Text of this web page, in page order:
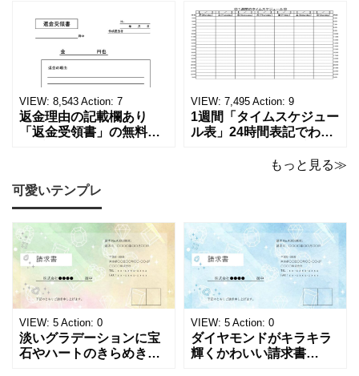
る！印刷可能な一覧表！
印刷可能な平成・令和・
西暦早見表を無料ダウン
ロードでご利用いただけ
ます。 パソコンに保存し
ていただくか、A4サイズ
でコピーしてご
ーカーの代理店、回収業
者へおすすめ！(Excel・
Word・PDF)正しく廃棄
されたことを証明する書
類「廃棄処分証明書」の
店や家電メーカーの代理
店、回収
VIEW: 8,543 Action: 7
返金理由の記載欄あり
「返金受領書」の無料テ
め！過払い･誤入金などが
発生した際にも使える、
モノクロでシンプルな
「返金領収書」のテンプ
レートとなります。 A4縦
型サイズで用紙に印
VIEW: 7,495 Action: 9
1週間「タイムスケジュー
ル表」24時間表記でわか
ト！A4横型ExcelやWord
表になります。 A4横型サ
イズの無料テンプレート
で、Excel・Wo
もっと見る≫
可愛いテンプレ
VIEW: 5 Action: 0
淡いグラデーションに宝
石やハートのきらめきを
VIEW: 5 Action: 0
ダイヤモンドがキラキラ
輝くかわいい請求書